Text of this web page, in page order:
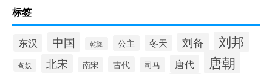
标签
东汉 中国 乾隆 公主 冬天 刘备 刘邦
匈奴 北宋 南宋 古代 司马 唐代 唐朝